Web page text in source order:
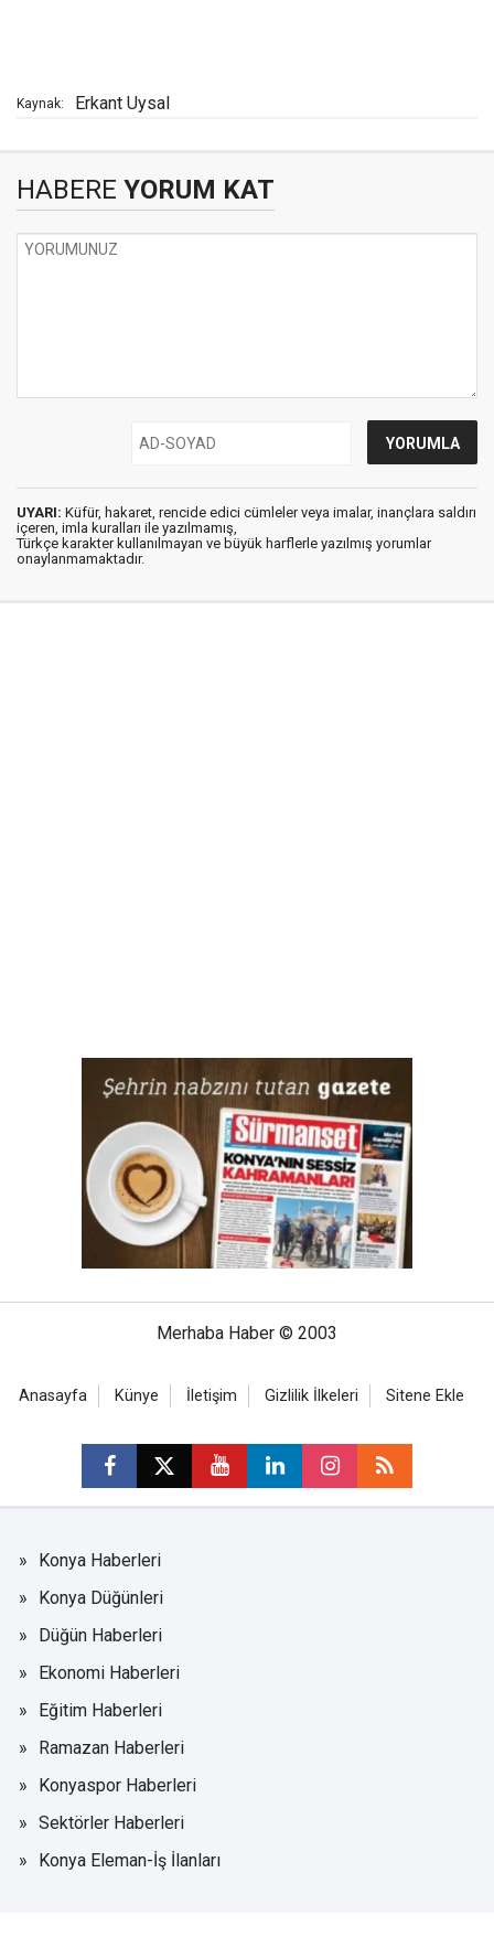
Kaynak: Erkant Uysal
HABERE YORUM KAT
UYARI: Küfür, hakaret, rencide edici cümleler veya imalar, inançlara saldırı
içeren, imla kuralları ile yazılmamış,
Türkçe karakter kullanılmayan ve büyük harflerle yazılmış yorumlar
onaylanmamaktadır.
Merhaba Haber © 2003
Anasayfa Künye İletişim Gizlilik İlkeleri Sitene Ekle
Konya Haberleri
Konya Düğünleri
Düğün Haberleri
Ekonomi Haberleri
Eğitim Haberleri
Ramazan Haberleri
Konyaspor Haberleri
Sektörler Haberleri
Konya Eleman-İş İlanları